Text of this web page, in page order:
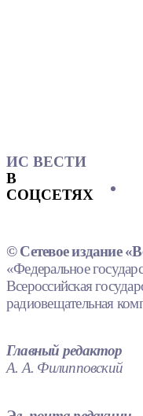
ИС ВЕСТИ
В
СОЦСЕТЯХ
© Сетевое издание
«Федеральное
Всероссийская
радиовещательная
Главный редактор
А. А. Филипповский